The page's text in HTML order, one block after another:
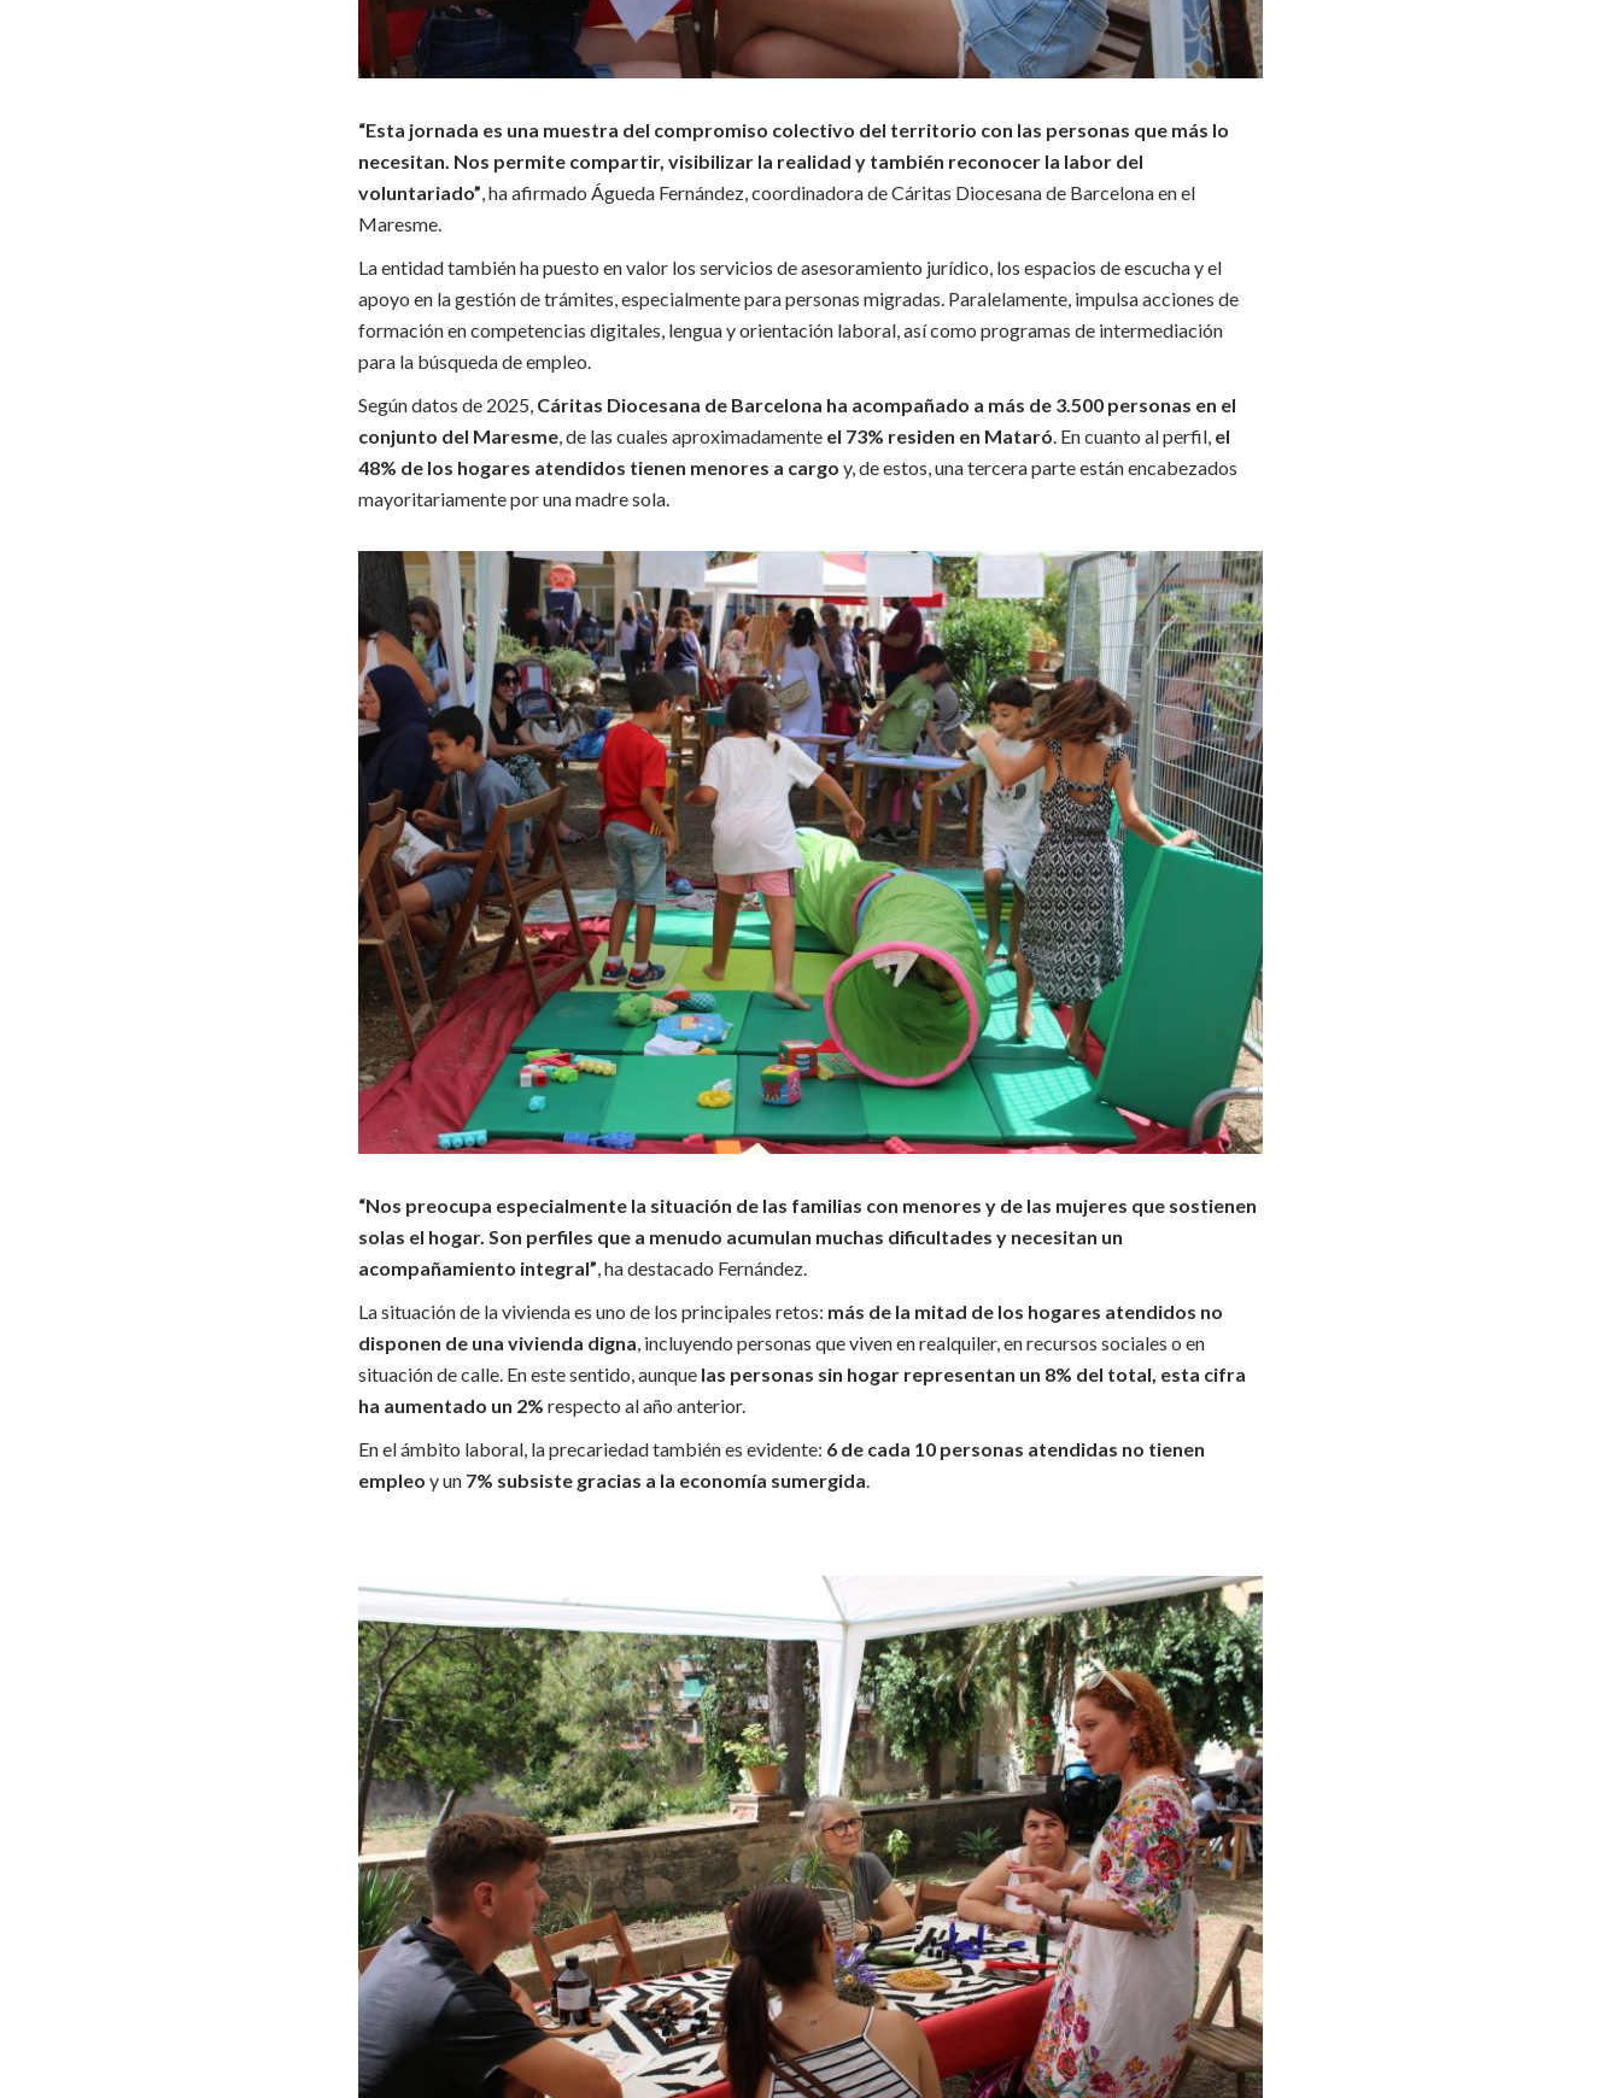
“Esta jornada es una muestra del compromiso colectivo del territorio con las personas que más lo
necesitan. Nos permite compartir, visibilizar la realidad y también reconocer la labor del
voluntariado”, ha afirmado Águeda Fernández, coordinadora de Cáritas Diocesana de Barcelona en el
Maresme.
La entidad también ha puesto en valor los servicios de asesoramiento jurídico, los espacios de escucha y el
apoyo en la gestión de trámites, especialmente para personas migradas. Paralelamente, impulsa acciones de
formación en competencias digitales, lengua y orientación laboral, así como programas de intermediación
para la búsqueda de empleo.
Según datos de 2025, Cáritas Diocesana de Barcelona ha acompañado a más de 3.500 personas en el
conjunto del Maresme, de las cuales aproximadamente el 73% residen en Mataró. En cuanto al perfil, el
48% de los hogares atendidos tienen menores a cargo y, de estos, una tercera parte están encabezados
mayoritariamente por una madre sola.
“Nos preocupa especialmente la situación de las familias con menores y de las mujeres que sostienen
solas el hogar. Son perfiles que a menudo acumulan muchas dificultades y necesitan un
acompañamiento integral”, ha destacado Fernández.
La situación de la vivienda es uno de los principales retos: más de la mitad de los hogares atendidos no
disponen de una vivienda digna, incluyendo personas que viven en realquiler, en recursos sociales o en
situación de calle. En este sentido, aunque las personas sin hogar representan un 8% del total, esta cifra
ha aumentado un 2% respecto al año anterior.
En el ámbito laboral, la precariedad también es evidente: 6 de cada 10 personas atendidas no tienen
empleo y un 7% subsiste gracias a la economía sumergida.